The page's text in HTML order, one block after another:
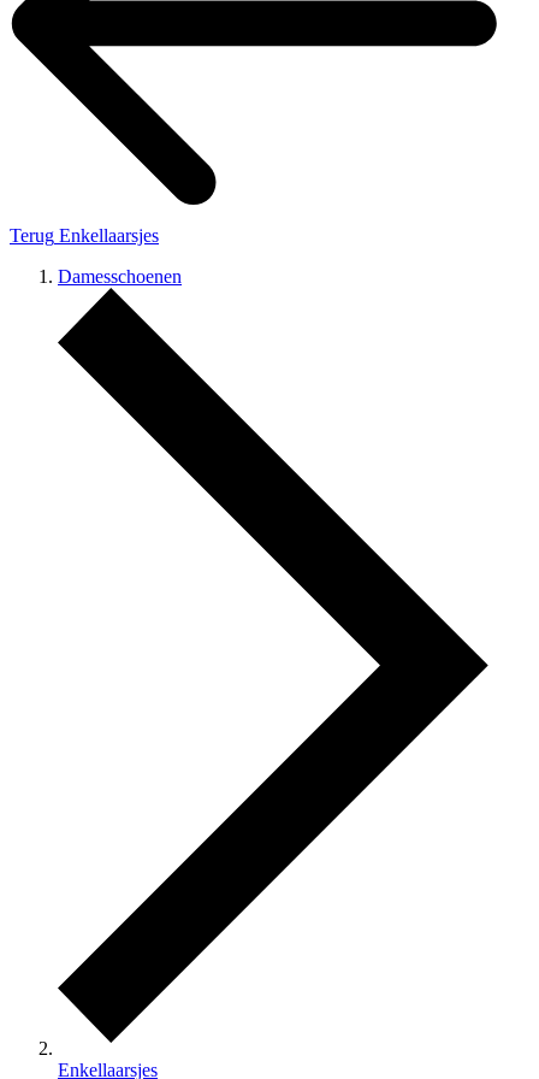
Terug Enkellaarsjes
Damesschoenen
Enkellaarsjes